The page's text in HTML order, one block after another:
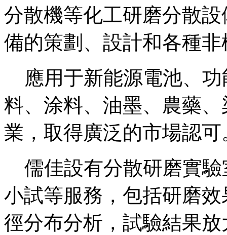
分散機等化工研磨分散
備的策劃、設計和各種
應用于新能源電池、功
料、涂料、油墨、農藥
業，取得廣泛的市場認可
儒佳設有分散研磨實驗
小試等服務，包括研磨
徑分布分析，試驗結果